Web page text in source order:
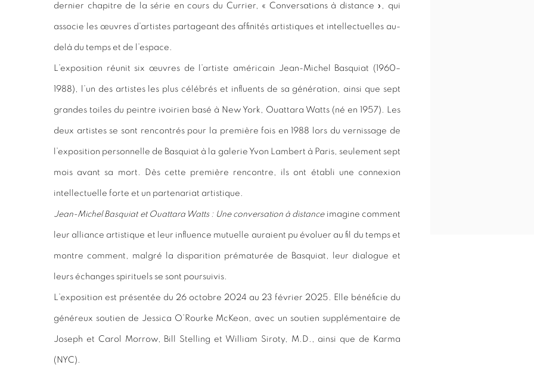
dernier chapitre de la série en cours du Currier, « Conversations à distance », qui
associe les œuvres d’artistes partageant des affinités artistiques et intellectuelles au-
delà du temps et de l’espace.
L’exposition réunit six œuvres de l’artiste américain Jean-Michel Basquiat (1960–
1988), l’un des artistes les plus célébrés et influents de sa génération, ainsi que sept
grandes toiles du peintre ivoirien basé à New York, Ouattara Watts (né en 1957). Les
deux artistes se sont rencontrés pour la première fois en 1988 lors du vernissage de
l’exposition personnelle de Basquiat à la galerie Yvon Lambert à Paris, seulement sept
mois avant sa mort. Dès cette première rencontre, ils ont établi une connexion
intellectuelle forte et un partenariat artistique.
Jean-Michel Basquiat et Ouattara Watts : Une conversation à distanceimagine comment
leur alliance artistique et leur influence mutuelle auraient pu évoluer au fil du temps et
montre comment, malgré la disparition prématurée de Basquiat, leur dialogue et
leurs échanges spirituels se sont poursuivis.
L’exposition est présentée du 26 octobre 2024 au 23 février 2025. Elle bénéficie du
généreux soutien de Jessica O’Rourke McKeon, avec un soutien supplémentaire de
Joseph et Carol Morrow, Bill Stelling et William Siroty, M.D., ainsi que de Karma
(NYC).